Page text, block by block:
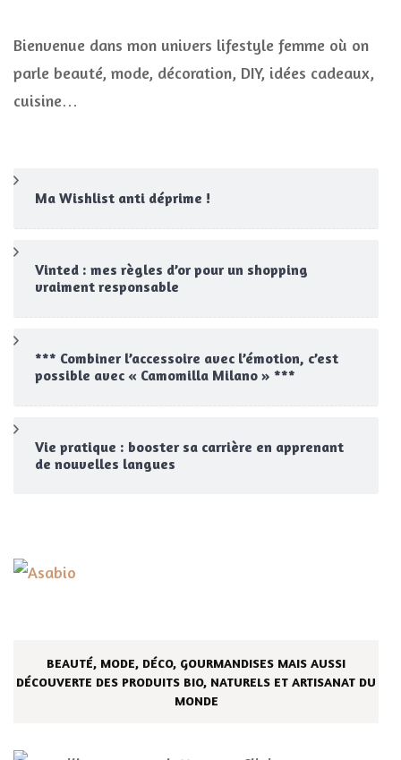
Bienvenue dans mon univers lifestyle femme où on
parle beauté, mode, décoration, DIY, idées cadeaux,
cuisine…
Ma Wishlist anti déprime !
Vinted : mes règles d’or pour un shopping
vraiment responsable
*** Combiner l’accessoire avec l’émotion, c’est
possible avec « Camomilla Milano » ***
Vie pratique : booster sa carrière en apprenant
de nouvelles langues
BEAUTÉ, MODE, DÉCO, GOURMANDISES MAIS AUSSI
DÉCOUVERTE DES PRODUITS BIO, NATURELS ET ARTISANAT DU
MONDE